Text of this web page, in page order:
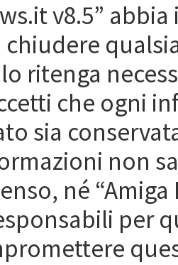
v8.5”
chiudere
ritenga
che ogni
sia
non
né
per